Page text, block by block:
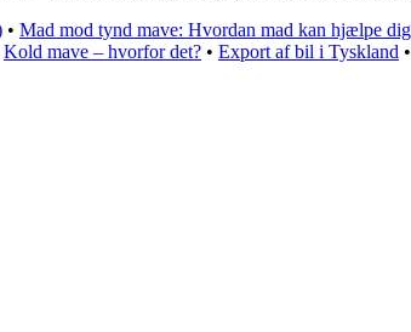
• Mad mod tynd mave: Hvordan mad kan hjælpe
Kold mave – hvorfor det? • Export af bil i Tyskland •